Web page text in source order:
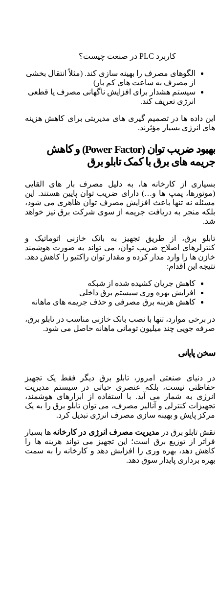
کاربرد PLC در صنعت چیست؟
الگوهای مصرف را بهینه سازی کند. (مثلاً انتقال بخشی
از مصرف به ساعت های کم بار)
سیستم هشدار برای افزایش ناگهانی مصرف یا قطعی
انرژی تعریف کند.
این داده ها در تصمیم گیری های مدیریتی برای کاهش هزینه
های انرژی بسیار مؤثرند.
بهبود ضریب توان (Power Factor) و کاهش
جریمه های برق با کمک تابلو برق
بسیاری از کارخانه ها، به دلیل مصرف بار های القایی
(موتورها، پمپ ها و…) دارای ضریب توان پایین هستند. این
مسئله نه تنها باعث افزایش مصرف توان ظاهری می شود،
بلکه منجر به دریافت جریمه از سوی شرکت برق نیز خواهد
شد.
تابلو برق، از طریق تجهیز به بانک خازنی اتوماتیک و
کنترلرهای اصلاح ضریب توان، می تواند به صورت هوشمند
خازن ها را وارد مدار کرده و مقدار توان راکتیو را کاهش دهد.
نتیجه این اقدام:
کاهش جریان کشیده شده از شبکه
افزایش بهره وری سیستم برق داخلی
کاهش هزینه برق مصرفی و حذف جریمه های ماهانه
در برخی موارد، تنها با نصب بانک خازنی مناسب در تابلو برق،
صرفه جویی چند میلیون تومانی ماهانه حاصل می شود.
سخن پایانی
در دنیای صنعتی امروز، تابلو برق دیگر فقط یک تجهیز
حفاظتی نیست، بلکه عنصری حیاتی در سیستم مدیریت
انرژی به شمار می آید. با استفاده از ابزارهای هوشمند،
تجهیزات کنترلی و آنالیز مصرف، می توان تابلو برق را به یک
مرکز پایش و بهینه سازی مصرف انرژی تبدیل کرد.
نقش تابلو برق در مدیریت مصرف انرژی در کارخانه ها بسیار
فراتر از توزیع برق است؛ این تجهیز می تواند هزینه ها را
کاهش دهد، بهره وری را افزایش دهد و کارخانه را به سمت
بهره برداری پایدار سوق دهد.